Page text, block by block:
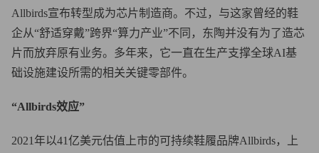
Allbirds宣布转型成为芯片制造商。不过，与这家曾经的鞋
企从“舒适穿戴”跨界“算力产业”不同，东陶并没有为了造芯
片而放弃原有业务。多年来，它一直在生产支撑全球AI基
础设施建设所需的相关关键零部件。
“Allbirds效应”
2021年以41亿美元估值上市的可持续鞋履品牌Allbirds，上